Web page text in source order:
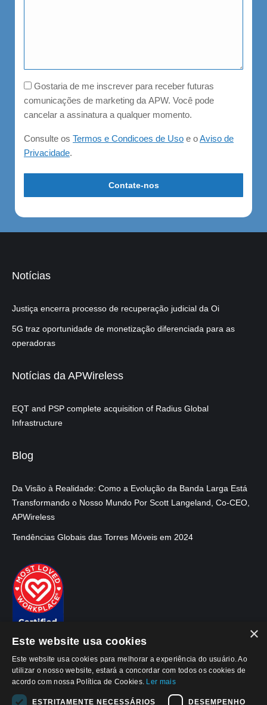
Consent
Gostaria de me inscrever para receber futuras
comunicações de marketing da APW. Você pode
cancelar a assinatura a qualquer momento.
Consulte os Termos e Condicoes de Uso e oAviso de
Privacidade.
Notícias
Justiça encerra processo de recuperação judicial da Oi
5G traz oportunidade de monetização diferenciada para as
operadoras
Notícias da APWireless
EQT and PSP complete acquisition of Radius Global
Infrastructure
Blog
Da Visão à Realidade: Como a Evolução da Banda Larga Está
Transformando o Nosso Mundo Por Scott Langeland, Co-CEO,
APWireless
Tendências Globais das Torres Móveis em 2024
© 2026, APWireless Brasil Invest. Imob. LTDA
×
Este website usa cookies
Este website usa cookies para melhorar a experiência do usuário. Ao
utilizar o nosso website, estará a concordar com todos os cookies de
acordo com nossa Política de Cookies. Ler mais
ESTRITAMENTE NECESSÁRIOS DESEMPENHO